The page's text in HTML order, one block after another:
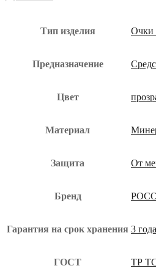
Тип изделия Очки
Предназначение
Цвет
Материал
Защита От
Бренд
Гарантия на срок хранения 3
ГОСТ ТР ТС